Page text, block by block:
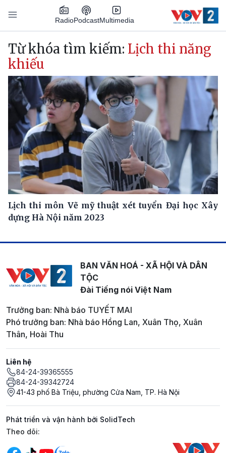
Nhảy đến nội dung
RadioPodcastMultimedia
Main navigation
Từ khóa tìm kiếm: Lịch thi năng
khiếu
Lịch thi môn Vẽ mỹ thuật xét tuyển Đại học Xây
dựng Hà Nội năm 2023
BAN VĂN HOÁ - XÃ HỘI VÀ DÂN
TỘC
Đài Tiếng nói Việt Nam
Trưởng ban: Nhà báo TUYẾT MAI
Phó trưởng ban: Nhà báo Hồng Lan, Xuân Thọ, Xuân
Thân, Hoài Thu
Liên hệ
84-24-39365555
84-24-39342724
41-43 phố Bà Triệu, phường Cửa Nam, TP. Hà Nội
Phát triển và vận hành bởi SolidTech
Mạng xã hội
Theo dõi: